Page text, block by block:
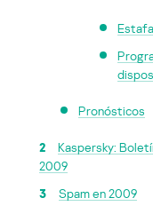
Pronósticos
2
Kaspersky:
2009
3
Spam en 2009